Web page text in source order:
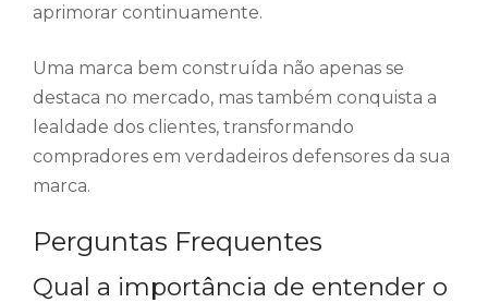
aprimorar continuamente.
Uma marca bem construída não apenas se
destaca no mercado, mas também conquista a
lealdade dos clientes, transformando
compradores em verdadeiros defensores da sua
marca.
Perguntas Frequentes
Qual a importância de entender o